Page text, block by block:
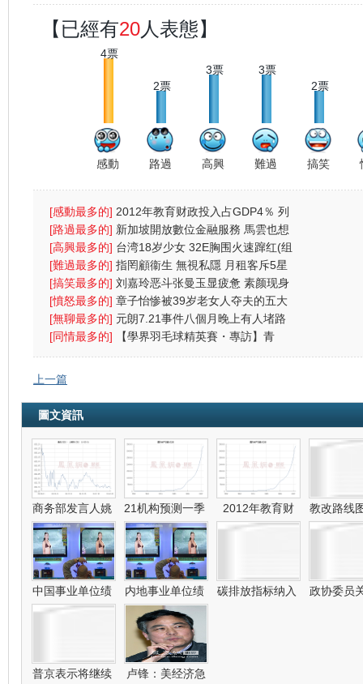
【已經有20人表態】
4票
感動
2票
路過
3票
高興
3票
難過
2票
搞笑
[感動最多的] 2012年教育财政投入占GDP4％ 列
财政支出首位
[路過最多的] 新加坡開放數位金融服務 馬雲也想
搶杯羹
[高興最多的] 台湾18岁少女 32E胸围火速蹿红(组
图)
[難過最多的] 指罔顧衞生 無視私隱 月租客斥5星
酒店4宗罪
[搞笑最多的] 刘嘉玲恶斗张曼玉显疲惫 素颜现身
太阳镜遮
[憤怒最多的] 章子怡惨被39岁老女人夺夫的五大
原因
[無聊最多的] 元朗7.21事件八個月晚上有人堵路
警方放催
[同情最多的]
【學界羽毛球精英賽・專訪】青
中：放下成敗
上一篇
圖文資訊
商务部发言人姚 21机构预测一季
2012年教育财
政
教改路线
中国事业单位绩 内地事业单位绩 碳排放指标纳入 政协委员
普京表示将继续 卢锋：美经济急